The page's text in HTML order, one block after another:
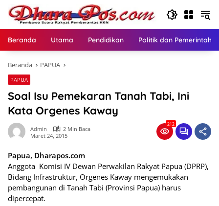
Langsung
konten
Beranda Utama Pendidikan Politik dan
Beranda PAPUA
PAPUA
Soal Isu Pemekaran Tanah Tabi, Ini
Kata Orgenes Kaway
Admin
2 Min Baca
Maret 24, 2015
212
Papua, Dharapos.com
Anggota Komisi IV Dewan Perwakilan Rakyat Papua (DPRP),
Bidang Infrastruktur, Orgenes Kaway mengemukakan
pembangunan di Tanah Tabi (Provinsi Papua) harus
dipercepat.